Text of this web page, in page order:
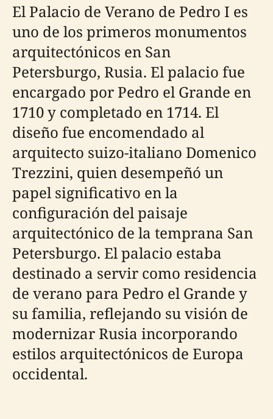
El Palacio de Verano de Pedro I es
uno de los primeros monumentos
arquitectónicos en San
Petersburgo, Rusia. El palacio fue
encargado por Pedro el Grande en
1710 y completado en 1714. El
diseño fue encomendado al
arquitecto suizo-italiano Domenico
Trezzini, quien desempeñó un
papel significativo en la
configuración del paisaje
arquitectónico de la temprana San
Petersburgo. El palacio estaba
destinado a servir como residencia
de verano para Pedro el Grande y
su familia, reflejando su visión de
modernizar Rusia incorporando
estilos arquitectónicos de Europa
occidental.